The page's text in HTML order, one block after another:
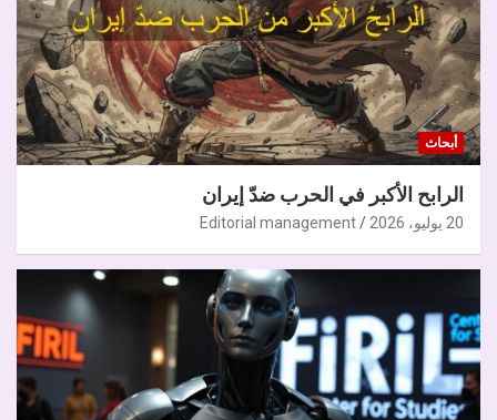
أبحاث
الرابح الأكبر في الحرب ضدّ إيران
20 يوليو، 2026 Editorial management